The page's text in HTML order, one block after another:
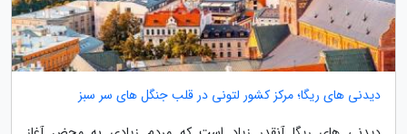
دیدنی های ریگا؛ مرکز کشور لتونی در قلب جنگل های سر سبز